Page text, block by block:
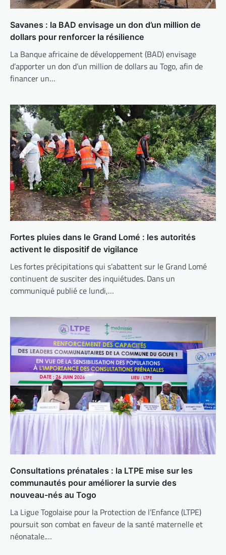
Savanes : la BAD envisage un don d’un million de
dollars pour renforcer la résilience
La Banque africaine de développement (BAD) envisage
d’apporter un don d’un million de dollars au Togo, afin de
financer un…
Fortes pluies dans le Grand Lomé : les autorités
activent le dispositif de vigilance
Les fortes précipitations qui s’abattent sur le Grand Lomé
continuent de susciter des inquiétudes. Dans un
communiqué publié ce lundi,…
Consultations prénatales : la LTPE mise sur les
communautés pour améliorer la survie des
nouveau-nés au Togo
La Ligue Togolaise pour la Protection de l’Enfance (LTPE)
poursuit son combat en faveur de la santé maternelle et
néonatale.…